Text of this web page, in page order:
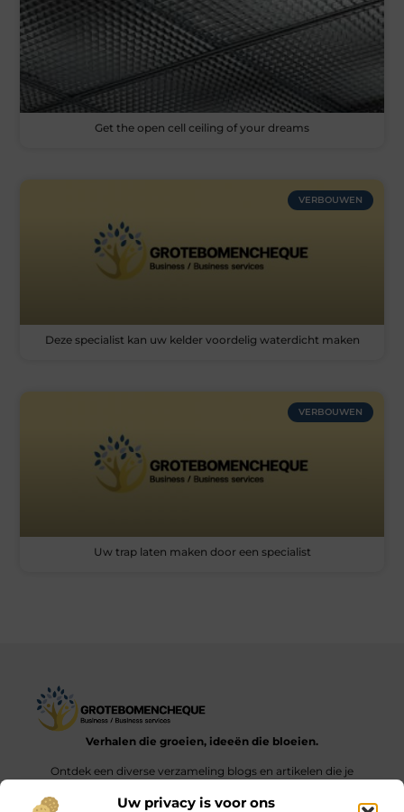
Uw privacy is voor ons
Get the open cell ceiling of your dreams
VERBOUWEN
Deze specialist kan uw kelder voordelig waterdicht maken
VERBOUWEN
Uw trap laten maken door een specialist
Verhalen die groeien, ideeën die bloeien.
Ontdek een diverse verzameling blogs en artikelen die je
dagelijks leven.